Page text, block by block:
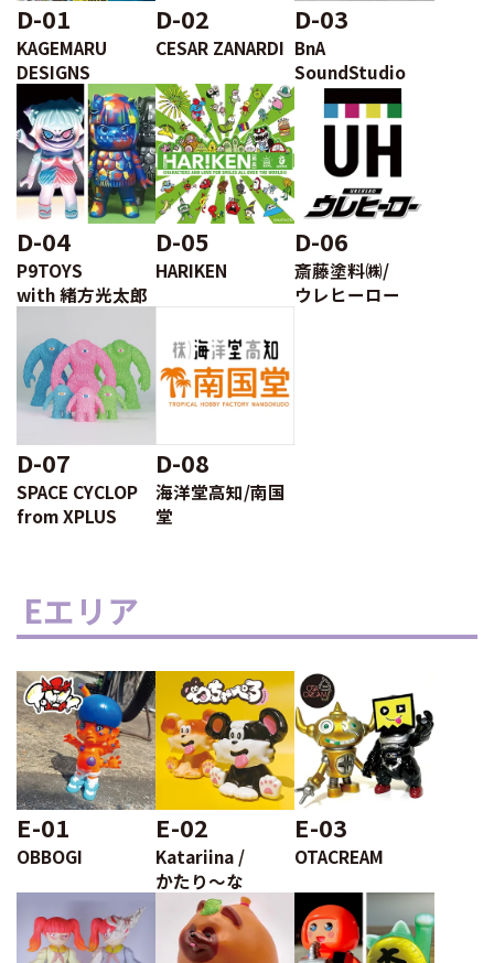
D-01
KAGEMARU
DESIGNS
D-02
CESAR ZANARDI
D-03
BnA
SoundStudio
D-04
P9TOYS
with 緒方光太郎
D-05
HARIKEN
D-06
斎藤塗料㈱/
ウレヒーロー
D-07
SPACE CYCLOP
from XPLUS
D-08
海洋堂高知/南国
堂
Eエリア
E-01
OBBOGI
E-02
Katariina /
かたり〜な
E-03
OTACREAM